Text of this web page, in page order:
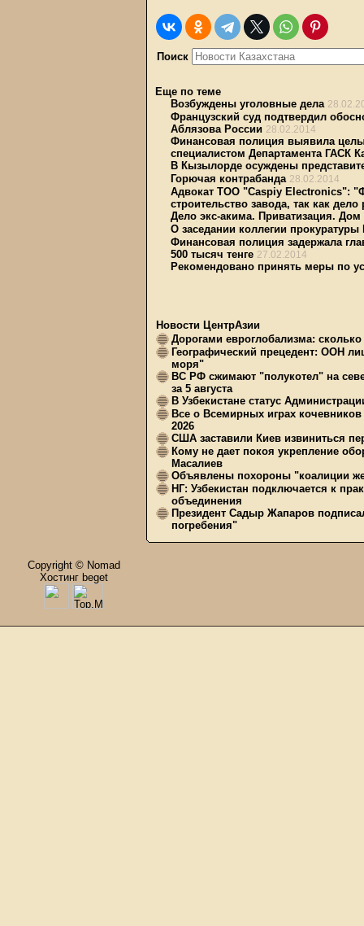
Поиск
Еще по теме
Возбуждены уголовные дела
Французский суд подтвердил
Аблязова России 28.02.2014
Финансовая полиция выявила
специалистом Департамента ГАСК
В Кызылорде осуждены
Горючая контрабанда 28.02.2014
Адвокат ТОО "Caspiy Electronics":
строительство завода, так как
Дело экс-акима. Приватизация. Дом
О заседании коллегии
Финансовая полиция задержала
500 тысяч тенге 27.02.2014
Рекомендовано принять меры по
Новости ЦентрАзии
Дорогами евроглобализма:
Географический прецедент: ООН
моря"
ВС РФ сжимают "полукотел" на
за 5 августа
В Узбекистане статус
Все о Всемирных играх
2026
США заставили Киев извиниться
Кому не дает покоя укрепление
Масалиев
Объявлены похороны "коалиции
НГ: Узбекистан подключается к
объединения
Президент Садыр Жапаров
погребения"
Copyright © Nomad
Хостинг beget